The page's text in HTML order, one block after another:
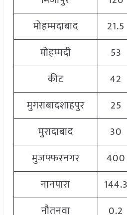
मोहम्मदाबाद
21.5
मोहम्मदी
53
कीट
42
मुगराबादशाहपुर
25
मुरादाबाद
30
मुजफ्फरनगर
400
नानपारा
144.3
नौतनवा
0.2